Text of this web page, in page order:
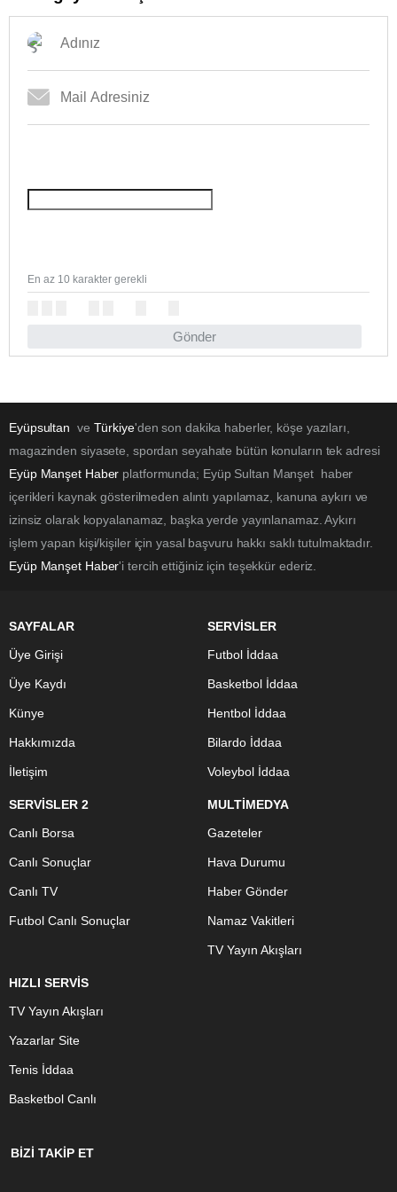
Gönder
En az 10 karakter gerekli
Eyüpsultan ve Türkiye'den son dakika haberler, köşe yazıları,
magazinden siyasete, spordan seyahate bütün konuların tek adresi
Eyüp Manşet Haber platformunda; Eyüp Sultan Manşet haber
içerikleri kaynak gösterilmeden alıntı yapılamaz, kanuna aykırı ve
izinsiz olarak kopyalanamaz, başka yerde yayınlanamaz. Aykırı
işlem yapan kişi/kişiler için yasal başvuru hakkı saklı tutulmaktadır.
Eyüp Manşet Haber'i tercih ettiğiniz için teşekkür ederiz.
SAYFALAR
Üye Girişi
Üye Kaydı
Künye
Hakkımızda
İletişim
SERVİSLER
Futbol İddaa
Basketbol İddaa
Hentbol İddaa
Bilardo İddaa
Voleybol İddaa
SERVİSLER 2
Canlı Borsa
Canlı Sonuçlar
Canlı TV
Futbol Canlı Sonuçlar
MULTİMEDYA
Gazeteler
Hava Durumu
Haber Gönder
Namaz Vakitleri
TV Yayın Akışları
HIZLI SERVİS
TV Yayın Akışları
Yazarlar Site
Tenis İddaa
Basketbol Canlı
BİZİ TAKİP ET